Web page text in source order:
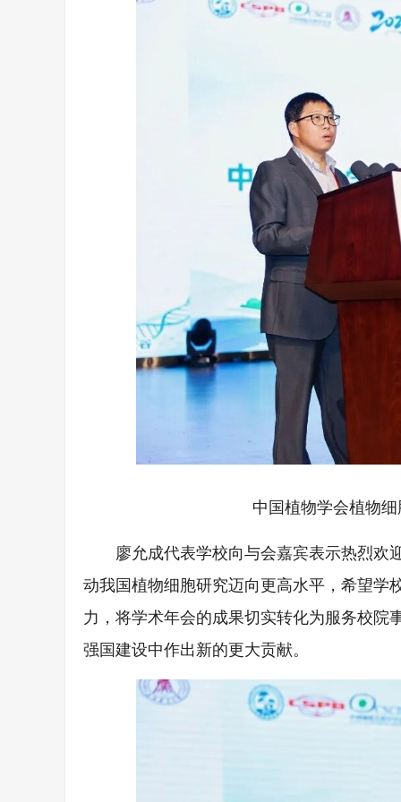
中国植物学会植物
廖允成代表学校向与会嘉宾表示热烈欢
动我国植物细胞研究迈向更高水平，希望学
力，将学术年会的成果切实转化为服务校院
强国建设中作出新的更大贡献。